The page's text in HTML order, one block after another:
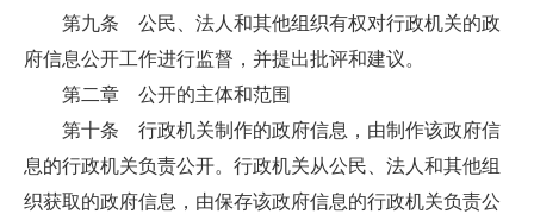
第九条 公民、法人和其他组织有权对行政机关的政
府信息公开工作进行监督，并提出批评和建议。
第二章 公开的主体和范围
第十条 行政机关制作的政府信息，由制作该政府信
息的行政机关负责公开。行政机关从公民、法人和其他组
织获取的政府信息，由保存该政府信息的行政机关负责公